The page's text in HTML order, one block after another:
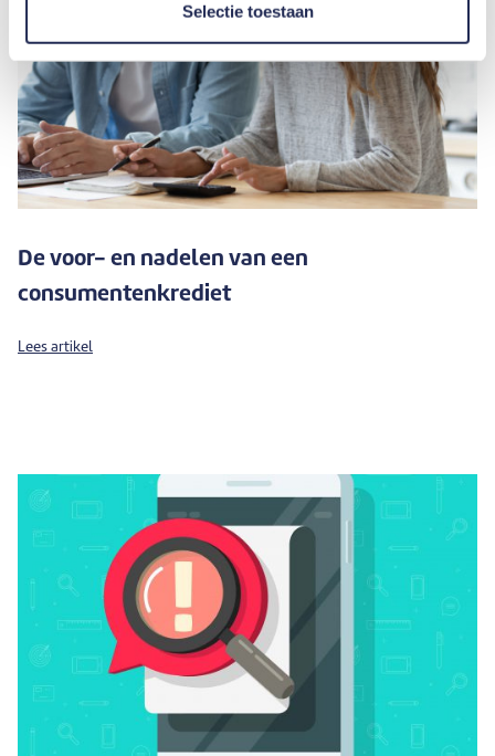
Selectie toestaan
De voor- en nadelen van een
consumentenkrediet
Lees artikel